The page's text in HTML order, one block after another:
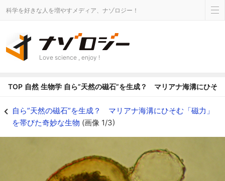
科学を好きな人を増やすメディア、ナゾロジー！
Love science , enjoy !
TOP 自然 生物学 自ら”天然の磁石”を生成？ マリアナ海溝にひそ
自ら”天然の磁石”を生成？ マリアナ海溝にひそむ「磁力」
を帯びた奇妙な生物 (画像 1/3)